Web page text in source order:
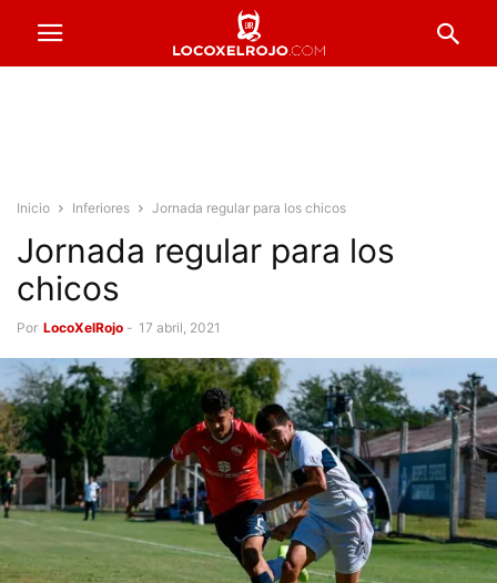
Inicio Inferiores Jornada regular para los chicos
Jornada regular para los
chicos
Por LocoXelRojo - 17 abril, 2021